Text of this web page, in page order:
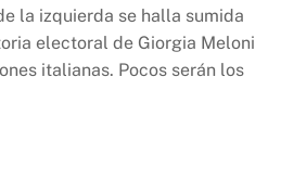
la izquierda se halla sumida
electoral de Giorgia Meloni
italianas. Pocos serán los